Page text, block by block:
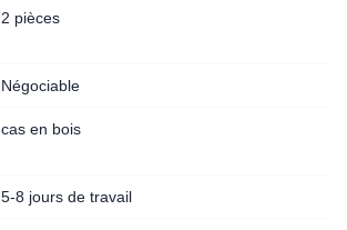
2 pièces
Négociable
cas en bois
5-8 jours de travail